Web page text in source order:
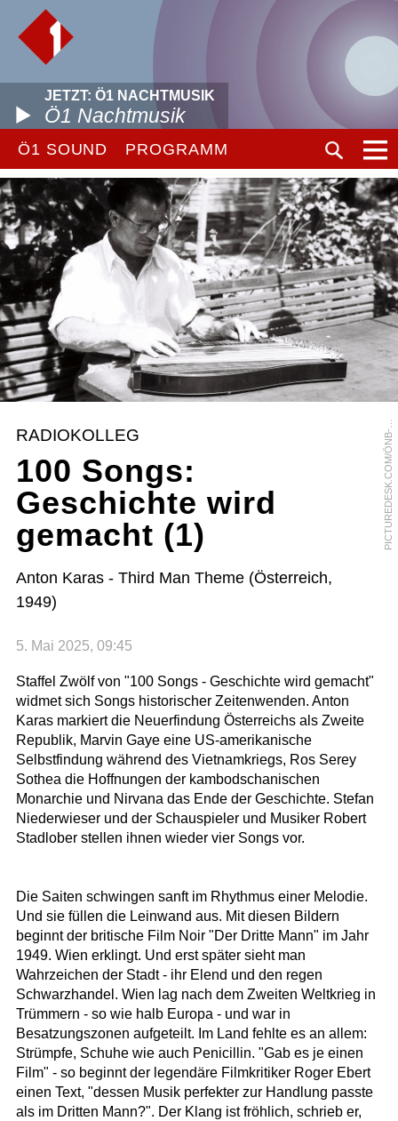
JETZT: Ö1 NACHTMUSIK
Ö1 Nachtmusik
Ö1 SOUND PROGRAMM
P
I
C
T
U
R
E
D
E
S
K
.
C
O
M
/
Ö
N
B
-
B
I
L
D
A
R
C
H
I
V
/
H
A
R
R
Y
W
E
B
E
R
RADIOKOLLEG
100 Songs:
Geschichte wird
gemacht (1)
Anton Karas - Third Man Theme (Österreich,
1949)
5. Mai 2025, 09:45
Staffel Zwölf von "100 Songs - Geschichte wird gemacht"
widmet sich Songs historischer Zeitenwenden. Anton
Karas markiert die Neuerfindung Österreichs als Zweite
Republik, Marvin Gaye eine US-amerikanische
Selbstfindung während des Vietnamkriegs, Ros Serey
Sothea die Hoffnungen der kambodschanischen
Monarchie und Nirvana das Ende der Geschichte. Stefan
Niederwieser und der Schauspieler und Musiker Robert
Stadlober stellen ihnen wieder vier Songs vor.
Die Saiten schwingen sanft im Rhythmus einer Melodie.
Und sie füllen die Leinwand aus. Mit diesen Bildern
beginnt der britische Film Noir "Der Dritte Mann" im Jahr
1949. Wien erklingt. Und erst später sieht man
Wahrzeichen der Stadt - ihr Elend und den regen
Schwarzhandel. Wien lag nach dem Zweiten Weltkrieg in
Trümmern - so wie halb Europa - und war in
Besatzungszonen aufgeteilt. Im Land fehlte es an allem:
Strümpfe, Schuhe wie auch Penicillin. "Gab es je einen
Film" - so beginnt der legendäre Filmkritiker Roger Ebert
einen Text, "dessen Musik perfekter zur Handlung passte
als im Dritten Mann?". Der Klang ist fröhlich, schrieb er,